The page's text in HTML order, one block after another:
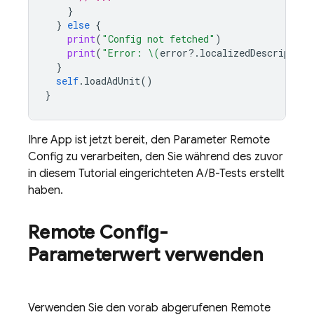
}
} else {
print( "Config not fetched" )
print( "Error: \(error?. localizedDescription
}
self. loadAdUnit()
}
Ihre App ist jetzt bereit, den Parameter Remote
Config zu verarbeiten, den Sie während des zuvor
in diesem Tutorial eingerichteten A/B-Tests erstellt
haben.
Remote Config-
Parameterwert verwenden
Verwenden Sie den vorab abgerufenen Remote